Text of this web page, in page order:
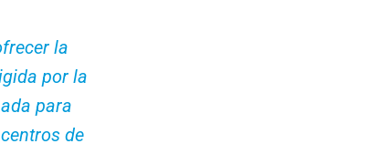
la
por la
para
de